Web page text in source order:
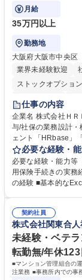
システム設定へと落とし
月給
35万円以上
勤務地
大阪府大阪市中央区
業界未経験歓迎
ストックオプショ
時短勤務あり
服装自由
仕事の内容
企業名 株式会社ＨＲｂａｓｅ 求人名 【フルリモー
与/社保の業務設計・標準化担当ポ
ェント「HRbase」
のオペレーション設
業務設計やシステム設
は】・業務オペレー
ションの洗い出し、
（年調等の年次業務など） 募集職種 【フルリモート/フル
与/社保の業務設計・
必要な経験・
必要な経験・能力等
用保険手続きの実務
の経験 ■基本的なExcel
る設計にとどまらず
を実行する機会もあ
す。 学歴・資格 学歴：大学院 大学 高専 短大 専修学校 高校 語学力： 資
格：
契約社員
株式会社関東合人
未経験・ベテ
転勤無/年休
■マンション管理組合の
注業務 ■事務所内での